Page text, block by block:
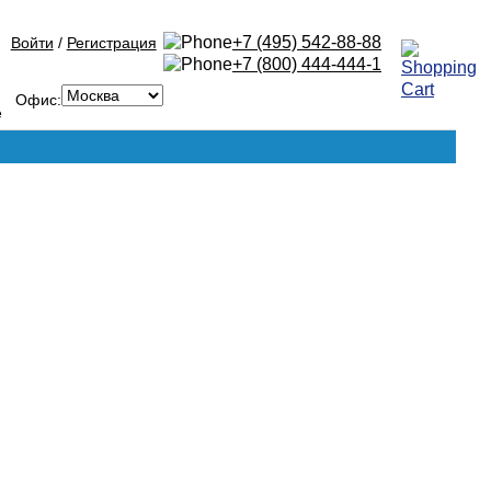
Войти / Регистрация
Офис:
+7 (495) 542-88-88
+7 (800) 444-444-1